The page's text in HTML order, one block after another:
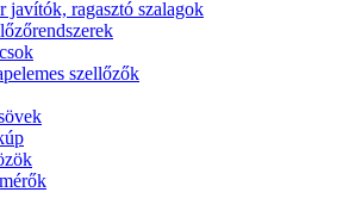
javítók, ragasztó szalagok
szellőzők